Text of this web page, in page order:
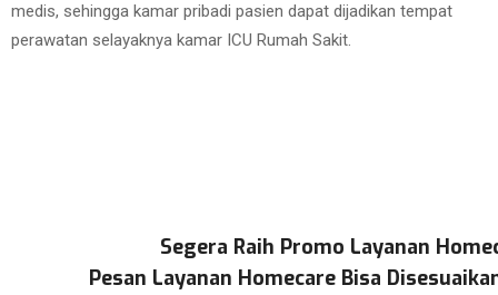
medis, sehingga kamar pribadi pasien dapat dijadikan tempat
perawatan selayaknya kamar ICU Rumah Sakit.
Segera Raih Promo Layanan
Pesan Layanan Homecare Bisa